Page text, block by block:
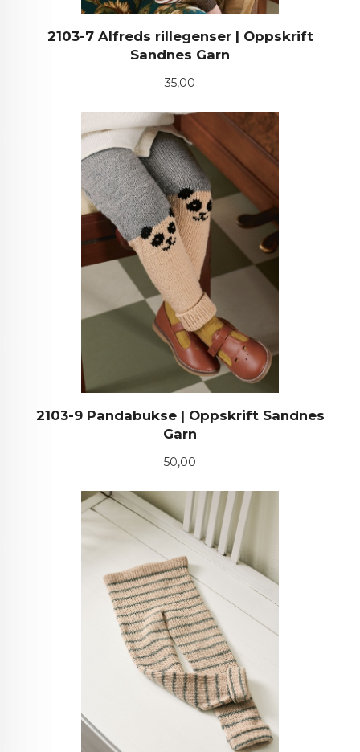
2103-7 Alfreds rillegenser | Oppskrift
Sandnes Garn
Pris
35,00
2103-9 Pandabukse | Oppskrift Sandnes
Garn
Pris
50,00